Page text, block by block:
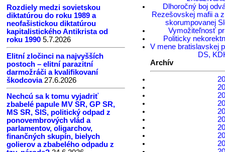
Rozdiely medzi sovietskou
diktatúrou do roku 1989 a
neofašistickou diktatúrou
kapitalistického Antikrista od
roku 1990 5.7.2026
Elitní zločinci na najvyšších
postoch – elitní parazitní
darmožráči a kvalifikovaní
škodcovia 27.6.2026
Nechcú sa k tomu vyjadriť
zbabelé papule MV SR, GP SR,
MS SR, SIS, politický odpad z
ponovembrových vlád a
parlamentov, oligarchov,
finančných skupín, bielych
golierov a zbabelého odpadu z
Dlhoročný boj
Rezešovskej mafii a
skorumpovanej
Vymožiteľnosť
Politicky
V mene bratislavskej
DS,
Archív